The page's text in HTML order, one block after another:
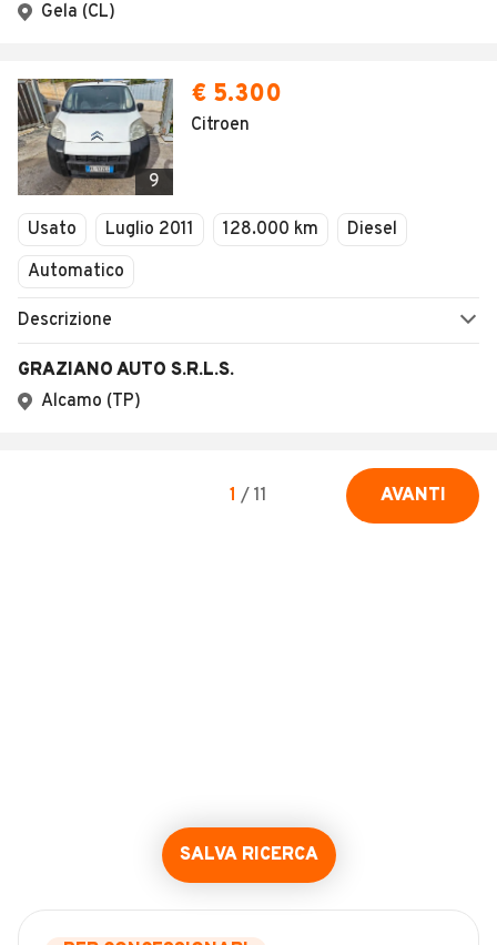
Gela (CL)
9
€ 5.300
Citroen
Usato Luglio 2011 128.000 km
Diesel
Automatico
Descrizione
GRAZIANO AUTO S.R.L.S.
Alcamo (TP)
1 / 11 AVANTI
SALVA RICERCA